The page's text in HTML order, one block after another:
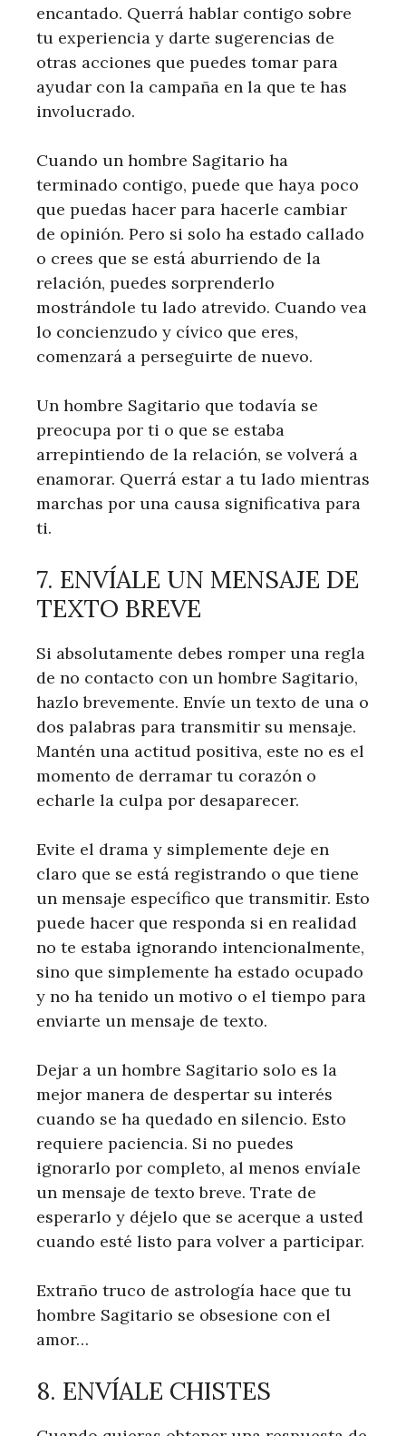
encantado. Querrá hablar contigo sobre
tu experiencia y darte sugerencias de
otras acciones que puedes tomar para
ayudar con la campaña en la que te has
involucrado.
Cuando un hombre Sagitario ha
terminado contigo, puede que haya poco
que puedas hacer para hacerle cambiar
de opinión. Pero si solo ha estado callado
o crees que se está aburriendo de la
relación, puedes sorprenderlo
mostrándole tu lado atrevido. Cuando vea
lo concienzudo y cívico que eres,
comenzará a perseguirte de nuevo.
Un hombre Sagitario que todavía se
preocupa por ti o que se estaba
arrepintiendo de la relación, se volverá a
enamorar. Querrá estar a tu lado mientras
marchas por una causa significativa para
ti.
7. ENVÍALE UN MENSAJE DE
TEXTO BREVE
Si absolutamente debes romper una regla
de no contacto con un hombre Sagitario,
hazlo brevemente. Envíe un texto de una o
dos palabras para transmitir su mensaje.
Mantén una actitud positiva, este no es el
momento de derramar tu corazón o
echarle la culpa por desaparecer.
Evite el drama y simplemente deje en
claro que se está registrando o que tiene
un mensaje específico que transmitir. Esto
puede hacer que responda si en realidad
no te estaba ignorando intencionalmente,
sino que simplemente ha estado ocupado
y no ha tenido un motivo o el tiempo para
enviarte un mensaje de texto.
Dejar a un hombre Sagitario solo es la
mejor manera de despertar su interés
cuando se ha quedado en silencio. Esto
requiere paciencia. Si no puedes
ignorarlo por completo, al menos envíale
un mensaje de texto breve. Trate de
esperarlo y déjelo que se acerque a usted
cuando esté listo para volver a participar.
Extraño truco de astrología hace que tu
hombre Sagitario se obsesione con el
amor…
8. ENVÍALE CHISTES